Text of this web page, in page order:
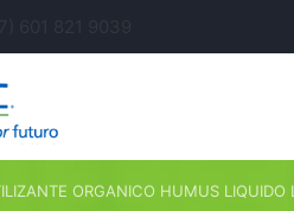
ORGANICO HUMUS